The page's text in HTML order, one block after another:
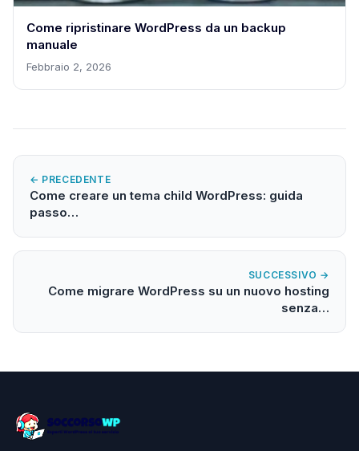
Come ripristinare WordPress da un backup
manuale
Febbraio 2, 2026
← PRECEDENTE
Come creare un tema child WordPress: guida
passo…
SUCCESSIVO →
Come migrare WordPress su un nuovo hosting
senza…